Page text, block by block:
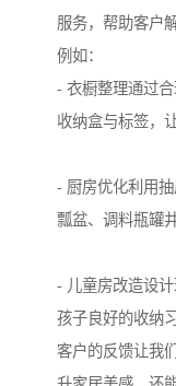
服务，帮助客户
例如：
- 衣橱整理通过
收纳盒与标签，
- 厨房优化利用
瓢盆、调料瓶罐
- 儿童房改造设
孩子良好的收纳
客户的反馈让我